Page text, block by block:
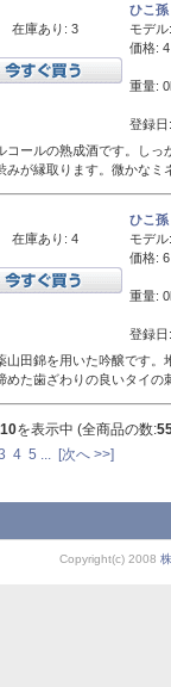
在庫あり: 3
ひこ
モデル:
価格:
重量:
登録
コールの熟成酒です。しっ
みが縁取ります。微かなミ
在庫あり: 4
ひこ
モデル:
価格:
重量:
登録
山田錦を用いた吟醸です
めた歯ざわりの良いタイ
10を表示中 (全商品の数:
4 5 [次へ >>]
Copyright(c) 2008